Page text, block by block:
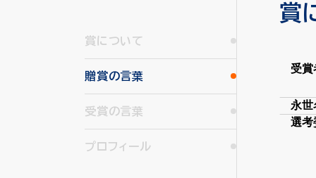
賞について
贈賞の言葉
受賞の言葉
プロフィール
賞
受賞
永世
選考